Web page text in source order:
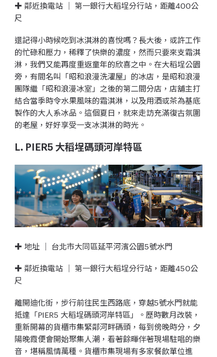
✚ 鄰近換電站 ｜ 第一銀行大稻埕分行站，距離400公
尺
還記得小時候吃到冰淇淋的喜悅嗎？長大後，或許工作
的忙碌和壓力，稀釋了快樂的濃度，然而只要來支霜淇
淋，我們又能再度重返童年的欣喜之中。在大稻埕公園
旁，有間名叫「昭和浪漫洗濯屋」的冰店，是昭和浪漫
團隊繼「昭和浪漫冰室」之後的第二間分店，店舖主打
結合當季時令水果風味的霜淇淋，以及用酒或茶為基底
製作的大人系冰品。這個夏日，就來走訪充滿復古氛圍
的老屋，好好享受一支冰淇淋的時光。
L. PIER5 大稻埕碼頭河岸特區
✚ 地址 ｜ 台北市大同區延平河濱公園5號水門
✚ 鄰近換電站 ｜ 第一銀行大稻埕分行站，距離450公
尺
離開迪化街，步行前往民生西路底，穿越5號水門就能
抵達「PIER5 大稻埕碼頭河岸特區」。歷時數月改裝，
重新開幕的貨櫃市集緊鄰河畔碼頭，每到傍晚時分，夕
陽晚霞便會開始聚集人潮，看著餘暉伴著現場駐唱的樂
音，堪稱風情萬種。貨櫃市集現場有多家餐飲單位進